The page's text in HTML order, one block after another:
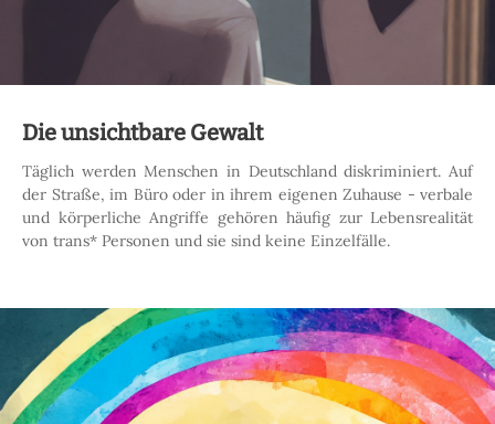
Die unsichtbare Gewalt
Täglich werden Menschen in Deutschland diskriminiert. Auf
der Straße, im Büro oder in ihrem eigenen Zuhause - verbale
und körperliche Angriffe gehören häufig zur Lebensrealität
von trans* Personen und sie sind keine Einzelfälle.